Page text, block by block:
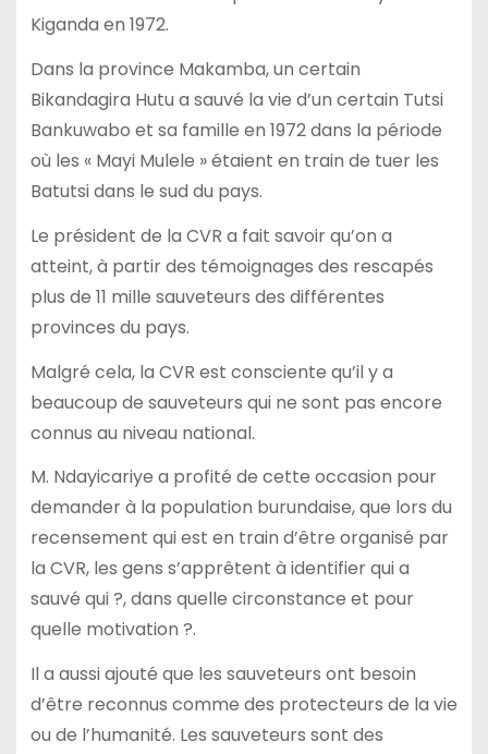
Kiganda en 1972.
Dans la province Makamba, un certain
Bikandagira Hutu a sauvé la vie d’un certain Tutsi
Bankuwabo et sa famille en 1972 dans la période
où les « Mayi Mulele » étaient en train de tuer les
Batutsi dans le sud du pays.
Le président de la CVR a fait savoir qu’on a
atteint, à partir des témoignages des rescapés
plus de 11 mille sauveteurs des différentes
provinces du pays.
Malgré cela, la CVR est consciente qu’il y a
beaucoup de sauveteurs qui ne sont pas encore
connus au niveau national.
M. Ndayicariye a profité de cette occasion pour
demander à la population burundaise, que lors du
recensement qui est en train d’être organisé par
la CVR, les gens s’apprêtent à identifier qui a
sauvé qui ?, dans quelle circonstance et pour
quelle motivation ?.
Il a aussi ajouté que les sauveteurs ont besoin
d’être reconnus comme des protecteurs de la vie
ou de l’humanité. Les sauveteurs sont des